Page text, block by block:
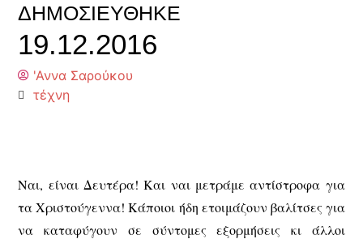
ΔΗΜΟΣΙΕΎΘΗΚΕ
19.12.2016
'Αννα Σαρούκου
τέχνη
Nαι, είναι Δευτέρα! Και ναι μετράμε αντίστροφα για
τα Χριστούγεννα! Κάποιοι ήδη ετοιμάζουν βαλίτσες για
να καταφύγουν σε σύντομες εξορμήσεις κι άλλοι